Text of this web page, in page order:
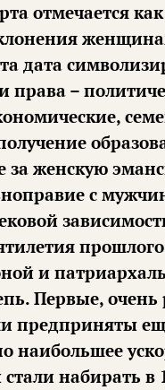
дата
права –
за женскую
с
и
Первые, очень
предприняты
наибольшее
набирать в